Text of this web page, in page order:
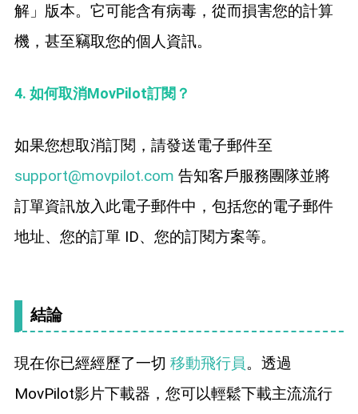
解」版本。它可能含有病毒，從而損害您的計算
機，甚至竊取您的個人資訊。
4. 如何取消MovPilot訂閱？
如果您想取消訂閱，請發送電子郵件至
support@movpilot.com 告知客戶服務團隊並將
訂單資訊放入此電子郵件中，包括您的電子郵件
地址、您的訂單 ID、您的訂閱方案等。
結論
現在你已經經歷了一切 移動飛行員。透過
MovPilot影片下載器，您可以輕鬆下載主流流行